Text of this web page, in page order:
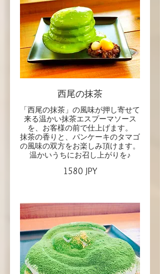
西尾の抹茶
「西尾の抹茶」の風味が押し寄せて
来る温かい抹茶エスプーマソース
を、お客様の前で仕上げます。
抹茶の香りと、パンケーキのタマゴ
の風味の双方をお楽しみ頂けます。
温かいうちにお召し上がりを♪
1580 JPY